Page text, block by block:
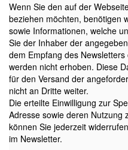
Wenn Sie den auf der
beziehen möchten, benötigen
sowie Informationen, welche
Sie der Inhaber der
dem Empfang des
werden nicht erhoben. Diese
für den Versand der
nicht an Dritte weiter.
Die erteilte Einwilligung zur
Adresse sowie deren Nutzung
können Sie jederzeit
im Newsletter.